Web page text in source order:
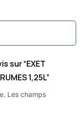
sur “EXET
1,25L”
Les champs